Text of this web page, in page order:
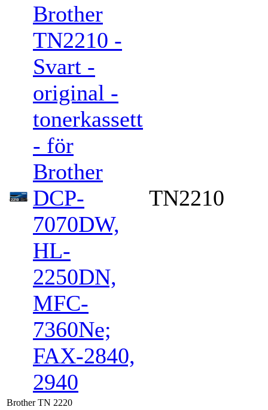
Brother
TN2210 -
Svart -
original -
tonerkassett
- för
Brother
DCP-
7070DW,
HL-
2250DN,
MFC-
7360Ne;
FAX-2840,
2940
TN2210
Brother TN 2220